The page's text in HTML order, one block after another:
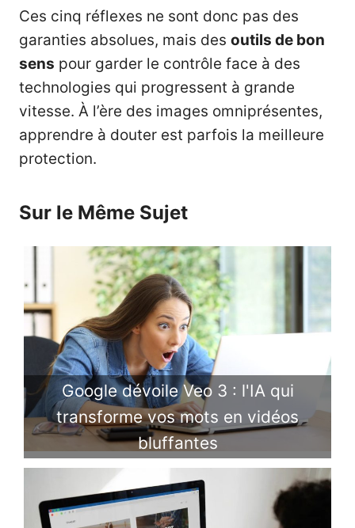
Ces cinq réflexes ne sont donc pas des
garanties absolues, mais des outils de bon
sens pour garder le contrôle face à des
technologies qui progressent à grande
vitesse. À l’ère des images omniprésentes,
apprendre à douter est parfois la meilleure
protection.
Sur le Même Sujet
Google dévoile Veo 3 : l'IA qui
transforme vos mots en vidéos
bluffantes